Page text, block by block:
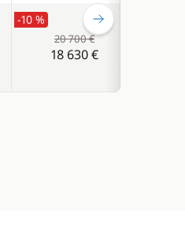
-10 %
20 700 €
18 630 €